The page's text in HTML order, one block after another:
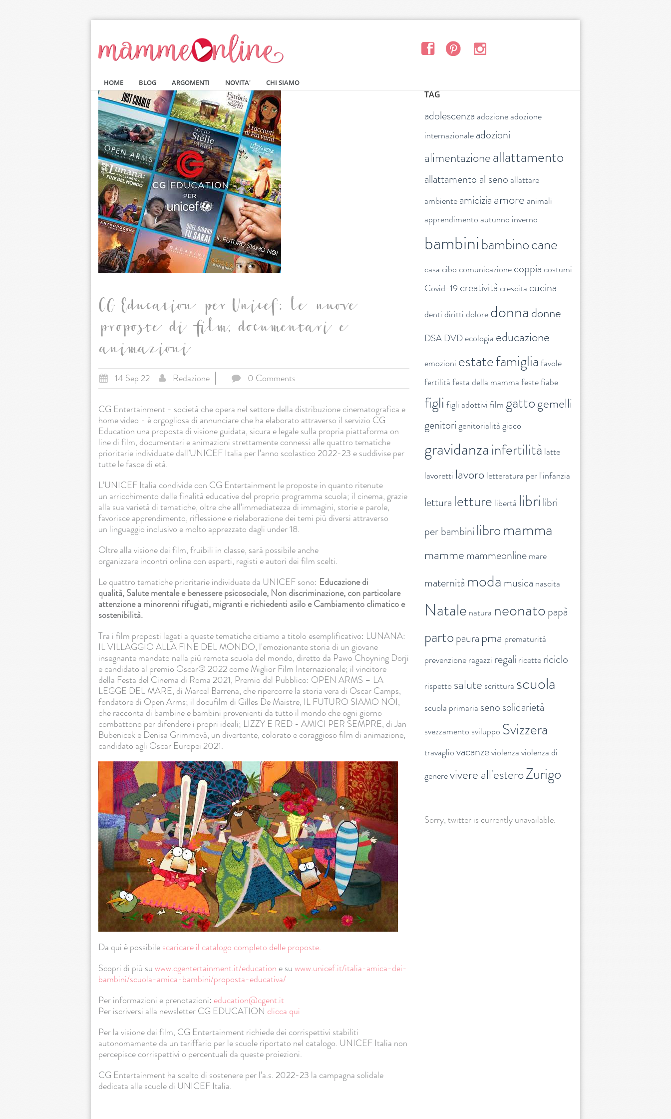
HOME BLOG ARGOMENTI NOVITA' CHI SIAMO
CG Education per Unicef: le nuove
proposte di film, documentari e
animazioni
14 Sep 22 Redazione 0 Comments
CG Entertainment - società che opera nel settore della distribuzione cinematografica e
home video - è orgogliosa di annunciare che ha elaborato attraverso il servizio CG
Education una proposta di visione guidata, sicura e legale sulla propria piattaforma on
line di film, documentari e animazioni strettamente connessi alle quattro tematiche
prioritarie individuate dall’UNICEF Italia per l’anno scolastico 2022-23 e suddivise per
tutte le fasce di età.
L’UNICEF Italia condivide con CG Entertainment le proposte in quanto ritenute
un arricchimento delle finalità educative del proprio programma scuola; il cinema, grazie
alla sua varietà di tematiche, oltre che all’immediatezza di immagini, storie e parole,
favorisce apprendimento, riflessione e rielaborazione dei temi più diversi attraverso
un linguaggio inclusivo e molto apprezzato dagli under 18.
Oltre alla visione dei film, fruibili in classe, sarà possibile anche
organizzare incontri online con esperti, registi e autori dei film scelti.
Le quattro tematiche prioritarie individuate da UNICEF sono: Educazione di
qualità, Salute mentale e benessere psicosociale, Non discriminazione, con particolare
attenzione a minorenni rifugiati, migranti e richiedenti asilo e Cambiamento climatico e
sostenibilità.
Tra i film proposti legati a queste tematiche citiamo a titolo esemplificativo: LUNANA:
IL VILLAGGIO ALLA FINE DEL MONDO, l'emozionante storia di un giovane
insegnante mandato nella più remota scuola del mondo, diretto da Pawo Choyning Dorji
e candidato al premio Oscar® 2022 come Miglior Film Internazionale; il vincitore
della Festa del Cinema di Roma 2021, Premio del Pubblico: OPEN ARMS – LA
LEGGE DEL MARE, di Marcel Barrena, che ripercorre la storia vera di Oscar Camps,
fondatore di Open Arms; il docufilm di Gilles De Maistre, IL FUTURO SIAMO NOI,
che racconta di bambine e bambini provenienti da tutto il mondo che ogni giorno
combattono per difendere i propri ideali; LIZZY E RED - AMICI PER SEMPRE, di Jan
Bubenicek e Denisa Grimmová, un divertente, colorato e coraggioso film di animazione,
candidato agli Oscar Europei 2021.
Da qui è possibilescaricare il catalogo completo delle proposte.
Scopri di più suwww.cgentertainment.it/education e suwww.unicef.it/italia-amica-dei-
bambini/scuola-amica-bambini/proposta-educativa/
Per informazioni e prenotazioni: education@cgent.it
Per iscriversi alla newsletter CG EDUCATION clicca qui
Per la visione dei film, CG Entertainment richiede dei corrispettivi stabiliti
autonomamente da un tariffario per le scuole riportato nel catalogo. UNICEF Italia non
percepisce corrispettivi o percentuali da queste proiezioni.
CG Entertainment ha scelto di sostenere per l’a.s. 2022-23 la campagna solidale
dedicata alle scuole di UNICEF Italia.
TAG
adolescenza adozioneadozione
internazionaleadozioni
alimentazioneallattamento
allattamento al seno allattare
ambienteamiciziaamore animali
apprendimento autunno inverno
bambinibambinocane
casa cibo comunicazionecoppia costumi
Covid-19 creatività crescita cucina
denti diritti doloredonnadonne
DSA DVDecologia educazione
emozioni estatefamiglia favole
fertilità festa della mamma festefiabe
figli figli adottivi film gattogemelli
genitori genitorialità gioco
gravidanzainfertilità latte
lavoretti lavoroletteratura per l'infanzia
lettura letture libertà libri libri
per bambini libromamma
mammemammeonlinemare
maternità moda musica nascita
Natale natura neonatopapà
partopaura pma prematurità
prevenzioneragazzi regali ricettericiclo
rispetto salute scrittura scuola
scuola primaria senosolidarietà
svezzamento sviluppo Svizzera
travaglio vacanzeviolenza violenza di
generevivere all'esteroZurigo
Sorry, twitter is currently unavailable.